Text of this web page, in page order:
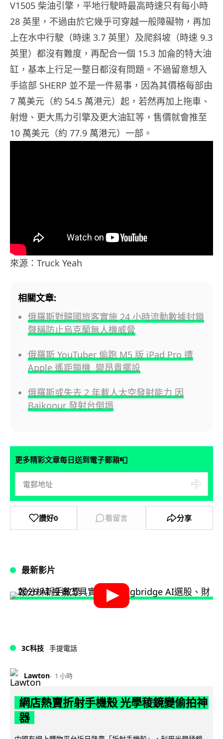
V1505 柴油引擎，平地行駛時最高時速只有每小時
28 英里，不過由於它幾乎可穿越一般障礙物，再加
上在水中行駛（時速 3.7 英里）及爬斜坡（時速 9.3
英里）都沒有難度，再配合一個 15.3 加侖的特大油
缸，基本上行足一整日都沒有問題。不過留意想入
手這部 SHERP 並不是一件易事，因為其價格每部由
7 萬美元（約 54.5 萬港元）起，若然再加上拖車、
射燈、更大馬力引擎及更大油缸等，售價就會推至
10 萬美元（約 77.9 萬港元）一部。
來源：Truck Yeah
相關文章:
俄羅斯對歸國旅客實施 24 小時流動數據封鎖
聲稱防止烏克蘭無人機威脅
俄羅斯 YouTuber 偷跑 M5 版 iPad Pro 遭
Apple 遙距鎖機 變昂貴擺設
俄羅斯或失去 2 年載人太空發射能力 因
Baikonur 發射台倒塌
更多精彩文章每日送到電子郵箱📮
讚好0 看留言 分享
最新影片
3C科技 手提電話
Lawton 1 小時
網店熱賣折射手機殼 光學稜鏡變偷拍神
器